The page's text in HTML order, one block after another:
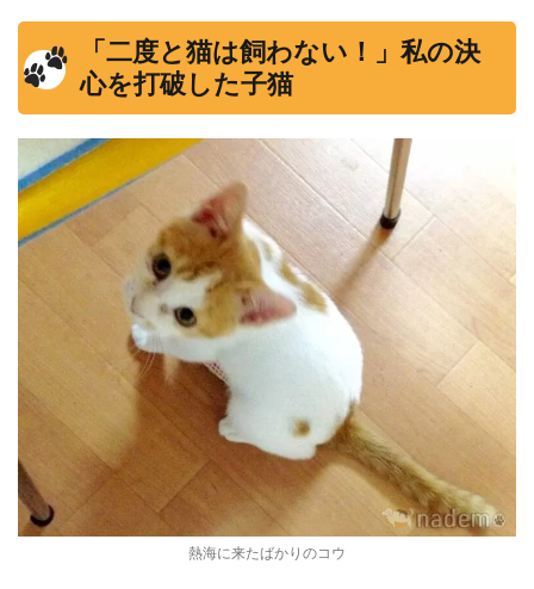
「二度と猫は飼わない！」私の決
心を打破した子猫
熱海に来たばかりのコウ